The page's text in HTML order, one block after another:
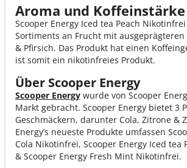
Aroma und Koffeinstärke
Scooper Energy Iced tea Peach
Sortiments an Frucht mit ausgeprägteren
& Pfirsich. Das Produkt hat einen
ist somit ein nikotinfreies Produkt.
Über Scooper Energy
Scooper Energy wurde von Scooper
Markt gebracht. Scooper Energy bietet 3
Geschmäckern, darunter Cola, Zitrone &
Energy’s neueste Produkte umfassen
Cola Nikotinfrei, Scooper Energy Iced tea
& Scooper Energy Fresh Mint Nikotinfrei.